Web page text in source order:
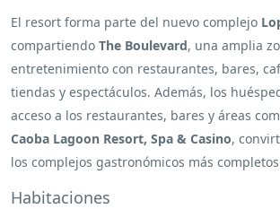
El resort forma parte del nuevo complejo
compartiendo The Boulevard, una amplia
entretenimiento con restaurantes, bares,
tiendas y espectáculos. Además, los
acceso a los restaurantes, bares y áreas
Caoba Lagoon Resort, Spa & Casino,
los complejos gastronómicos más
Habitaciones